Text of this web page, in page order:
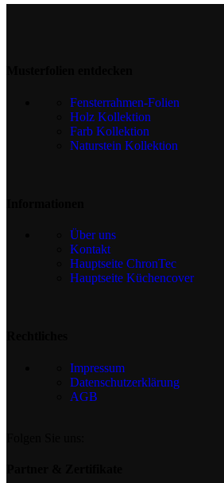
Fensterrahmen-Folien
Holz Kollektion
Farb Kollektion
Naturstein Kollektion
Über uns
Kontakt
Hauptseite ChronTec
Hauptseite Küchencover
Impressum
Datenschutzerklärung
AGB